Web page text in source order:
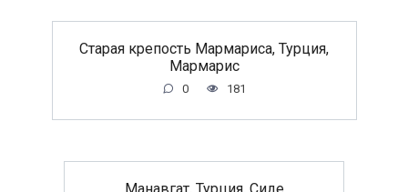
Старая крепость Мармариса, Турция,
Мармарис
0 181